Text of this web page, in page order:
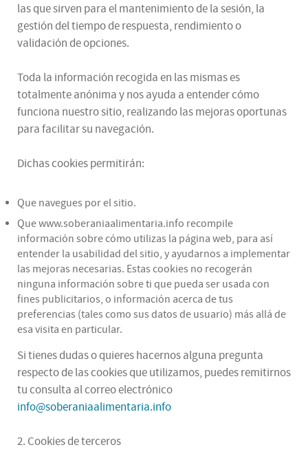
las que sirven para el mantenimiento de la sesión, la
gestión del tiempo de respuesta, rendimiento o
validación de opciones.
Toda la información recogida en las mismas es
totalmente anónima y nos ayuda a entender cómo
funciona nuestro sitio, realizando las mejoras oportunas
para facilitar su navegación.
Dichas cookies permitirán:
Que navegues por el sitio.
Que www.soberaniaalimentaria.info recompile
información sobre cómo utilizas la página web, para así
entender la usabilidad del sitio, y ayudarnos a implementar
las mejoras necesarias. Estas cookies no recogerán
ninguna información sobre ti que pueda ser usada con
fines publicitarios, o información acerca de tus
preferencias (tales como sus datos de usuario) más allá de
esa visita en particular.
Si tienes dudas o quieres hacernos alguna pregunta
respecto de las cookies que utilizamos, puedes remitirnos
tu consulta al correo electrónico
info@soberaniaalimentaria.info
2. Cookies de terceros